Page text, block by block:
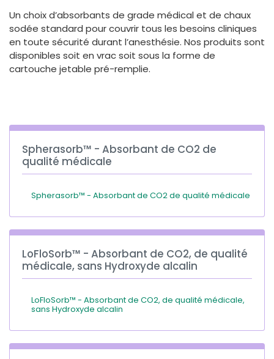
France
International English
Un choix d’absorbants de grade médical et de chaux
sodée standard pour couvrir tous les besoins cliniques
en toute sécurité durant l’anesthésie. Nos produits sont
disponibles soit en vrac soit sous la forme de
cartouche jetable pré-remplie.
Spherasorb™ - Absorbant de CO2 de
qualité médicale
Spherasorb™ - Absorbant de CO2 de qualité médicale
LoFloSorb™ - Absorbant de CO2, de qualité
médicale, sans Hydroxyde alcalin
LoFloSorb™ - Absorbant de CO2, de qualité médicale,
sans Hydroxyde alcalin